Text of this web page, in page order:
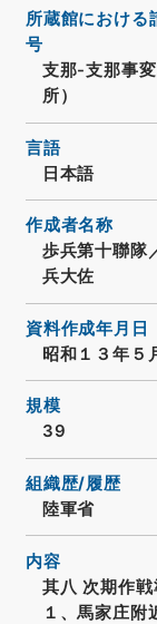
所蔵館における
号
支那-支那事
所）
言語
日本語
作成者名称
歩兵第十聯隊
兵大佐
資料作成年月日
昭和１３年５
規模
39
組織歴/履歴
陸軍省
内容
其八 次期作
１、馬家庄附